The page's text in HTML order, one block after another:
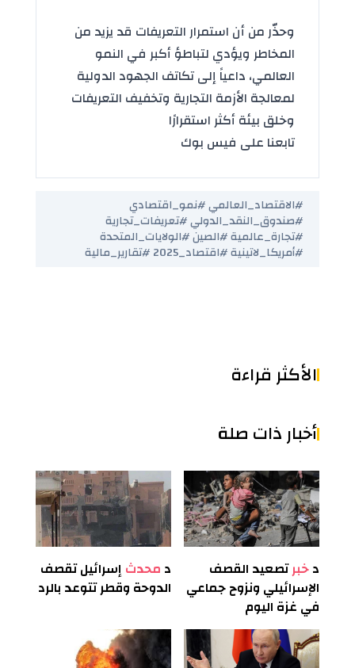
وحذّر من أن استمرارالتعريفات قد يزيد من
المخاطر ويؤدي لتباطؤ أكبر في النمو
العالمي، داعياً إلى تكاتف الجهود الدولية
لمعالجة الأزمة التجارية وتخفيف التعريفات
وخلق بيئة أكثر استقرارًا
تابعنا على فيس بوك
#الاقتصاد_العالمي #نمو_اقتصادي
#صندوق_النقد_الدولي #تعريفات_تجارية
#تجارة_عالمية #الصين #الولايات_المتحدة
#أمريكا_لاتينية #اقتصاد_2025 #تقارير_مالية
الأكثر قراءة
أخبار ذات صلة
دخبرتصعيد القصف
الإسرائيلي ونزوح جماعي
في غزة اليوم
د محدث إسرائيل تقصف
الدوحة وقطر تتوعد بالرد